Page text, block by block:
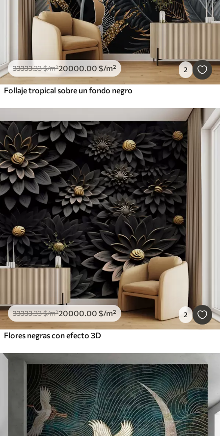
33333.33$/m²20000.00 $/m² 2
Follaje tropical sobre un fondo negro
33333.33$/m²20000.00 $/m² 2
Flores negras con efecto 3D